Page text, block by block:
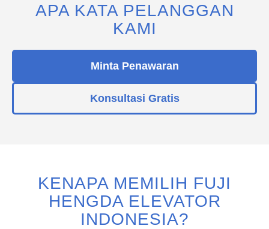
APA KATA PELANGGAN
KAMI
Minta Penawaran
Konsultasi Gratis
KENAPA MEMILIH FUJI
HENGDA ELEVATOR
INDONESIA?